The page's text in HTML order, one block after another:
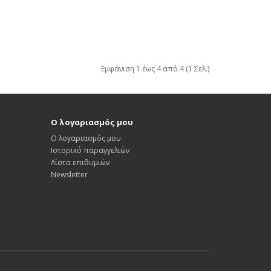
Εμφάνιση 1 έως 4 από 4 (1 Σελ.)
Ο λογαριασμός μου
Ο λογαριασμός μου
Ιστορικό παραγγελιών
Λίστα επιθυμιών
Newsletter